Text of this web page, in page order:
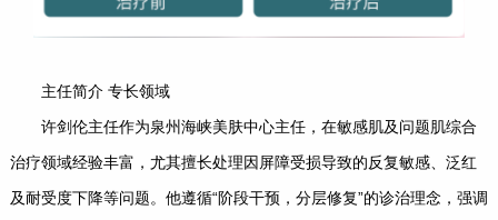
主任简介 专长领域
许剑伦主任作为泉州海峡美肤中心主任，在敏感肌及问题肌综合
治疗领域经验丰富，尤其擅长处理因屏障受损导致的反复敏感、泛红
及耐受度下降等问题。他遵循“阶段干预，分层修复”的诊治理念，强调